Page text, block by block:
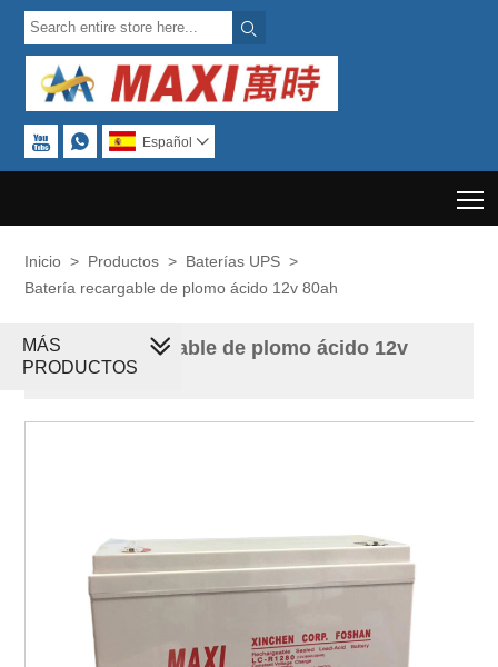

  Español 
Inicio > Productos > Baterías UPS >
Batería recargable de plomo ácido 12v 80ah
Batería recargable de plomo ácido 12v
80ah
MÁS
PRODUCTOS